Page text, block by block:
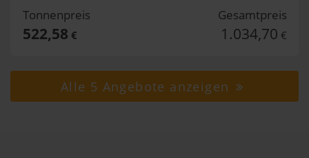
Tonnenpreis
522,58 €
Gesamtpreis
1.034,70 €
Alle 5 Angebote anzeigen